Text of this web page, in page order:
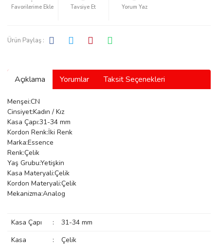
Manoir
Tavsiye Et Yorum Yaz
Ürün Paylaş :
Açıklama Yorumlar Taksit Seçenekleri
Menşei:CN
Cinsiyet:Kadın / Kız
Kasa Çapı:31-34 mm
Kordon Renk:İki Renk
Marka:Essence
Renk:Çelik
Yaş Grubu:Yetişkin
Kasa Materyali:Çelik
Kordon Materyali:Çelik
Mekanizma:Analog
Kasa Çapı :
31-34 mm
Kasa
: Çelik